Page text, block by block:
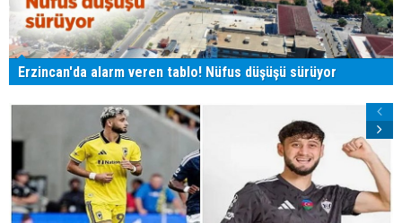
Erzincan'da alarm veren tablo! Nüfus düşüşü sürüyor